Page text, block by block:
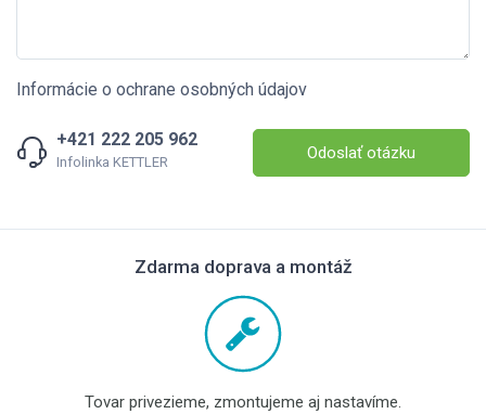
Informácie o ochrane osobných údajov
+421 222 205 962
Infolinka KETTLER Odoslať otázku
Zdarma doprava a montáž
Tovar privezieme, zmontujeme aj nastavíme.